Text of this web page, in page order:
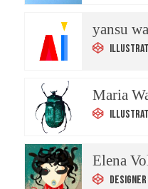
yansu
Maria
Elena